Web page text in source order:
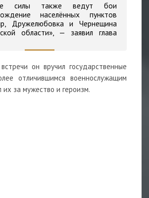
силы также ведут бои
населённых пунктов
Дружелюбовка и Чернещина
области», — заявил глава
он вручил государственные
отличившимся военнослужащим
их за мужество и героизм.